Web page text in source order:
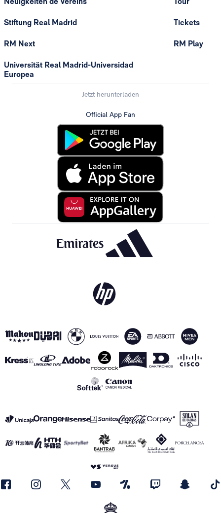
Stiftung Real Madrid
RM Next
Universität Real Madrid-Universidad
Europea
Tickets
RM Play
Jetzt herunterladen
Official App Fan